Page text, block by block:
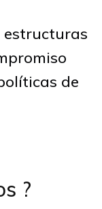
estructuras
de
?